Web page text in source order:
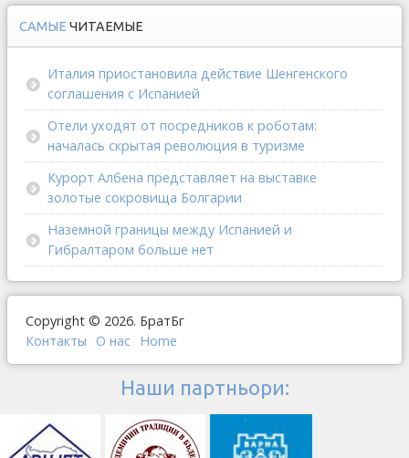
САМЫЕ ЧИТАЕМЫЕ
Италия приостановила действие Шенгенского
соглашения с Испанией
Отели уходят от посредников к роботам:
началась скрытая революция в туризме
Курорт Албена представляет на выставке
золотые сокровища Болгарии
Наземной границы между Испанией и
Гибралтаром больше нет
Copyright © 2026. БратБг
Контакты
О наc Home
Наши партньори: